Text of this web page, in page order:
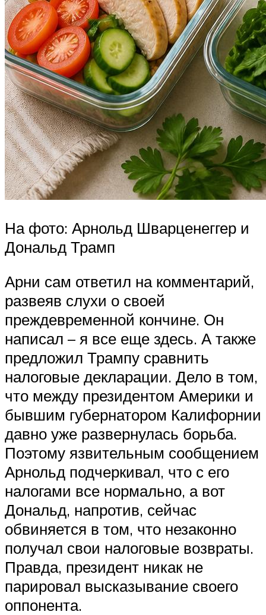
На фото: Арнольд Шварценеггер и
Дональд Трамп
Арни сам ответил на комментарий,
развеяв слухи о своей
преждевременной кончине. Он
написал – я все еще здесь. А также
предложил Трампу сравнить
налоговые декларации. Дело в том,
что между президентом Америки и
бывшим губернатором Калифорнии
давно уже развернулась борьба.
Поэтому язвительным сообщением
Арнольд подчеркивал, что с его
налогами все нормально, а вот
Дональд, напротив, сейчас
обвиняется в том, что незаконно
получал свои налоговые возвраты.
Правда, президент никак не
парировал высказывание своего
оппонента.